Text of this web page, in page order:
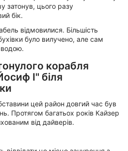
затонув, цього разу
бік.
відмовилися. Більшість
було вилучено, але сам
водою.
корабля
I" біля
цей район довгий час був
Протягом багатьох років Кайзер
від дайверів.